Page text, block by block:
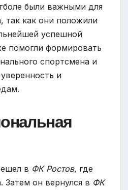
были важными для
так как они положили
успешной
помогли формировать
спортсмена и
и
в ФК Ростов, где
Затем он вернулся в ФК